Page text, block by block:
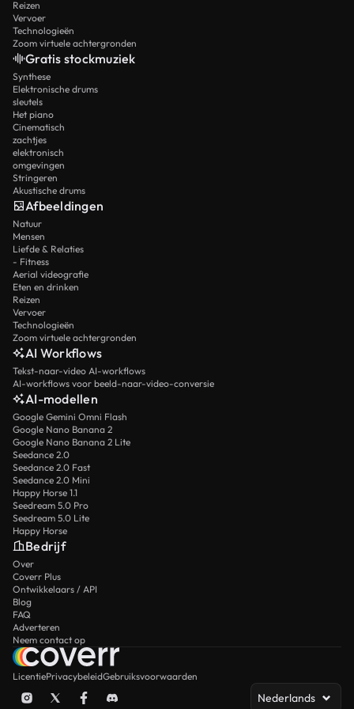
Reizen
Vervoer
Technologieën
Zoom virtuele achtergronden
Gratis stockmuziek
Synthese
Elektronische drums
sleutels
Het piano
Cinematisch
zachtjes
elektronisch
omgevingen
Stringeren
Akustische drums
Afbeeldingen
Natuur
Mensen
Liefde & Relaties
- Fitness
Aerial videografie
Eten en drinken
Reizen
Vervoer
Technologieën
Zoom virtuele achtergronden
AI Workflows
Tekst-naar-video AI-workflows
AI-workflows voor beeld-naar-video-conversie
AI-modellen
Google Gemini Omni Flash
Google Nano Banana 2
Google Nano Banana 2 Lite
Seedance 2.0
Seedance 2.0 Fast
Seedance 2.0 Mini
Happy Horse 1.1
Seedream 5.0 Pro
Seedream 5.0 Lite
Happy Horse
Bedrijf
Over
Coverr Plus
Ontwikkelaars / API
Blog
FAQ
Adverteren
Neem contact op
LicentiePrivacybeleidGebruiksvoorwaarden
Nederlands